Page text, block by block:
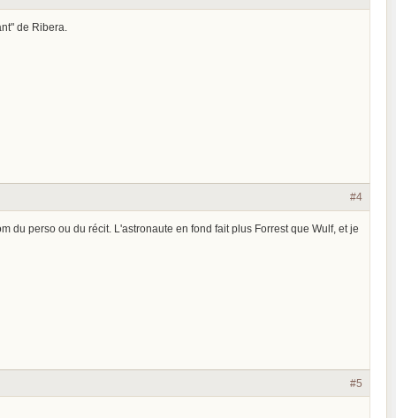
de Ribera.
#4
du perso ou du récit. L'astronaute en fond fait plus Forrest que Wulf, et je
#5